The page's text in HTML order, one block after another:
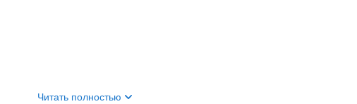
Читать полностью